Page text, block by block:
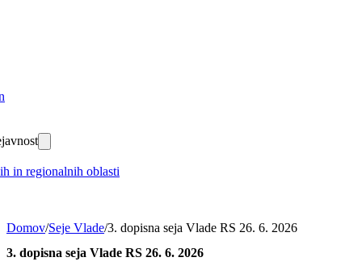
in regionalnih oblasti
Domov/Seje Vlade/3. dopisna seja Vlade RS 26. 6. 2026
3. dopisna seja Vlade RS 26. 6. 2026